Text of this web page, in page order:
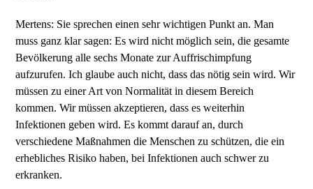
Mertens: Sie sprechen einen sehr wichtigen Punkt an. Man
muss ganz klar sagen: Es wird nicht möglich sein, die gesamte
Bevölkerung alle sechs Monate zur Auffrischimpfung
aufzurufen. Ich glaube auch nicht, dass das nötig sein wird. Wir
müssen zu einer Art von Normalität in diesem Bereich
kommen. Wir müssen akzeptieren, dass es weiterhin
Infektionen geben wird. Es kommt darauf an, durch
verschiedene Maßnahmen die Menschen zu schützen, die ein
erhebliches Risiko haben, bei Infektionen auch schwer zu
erkranken.